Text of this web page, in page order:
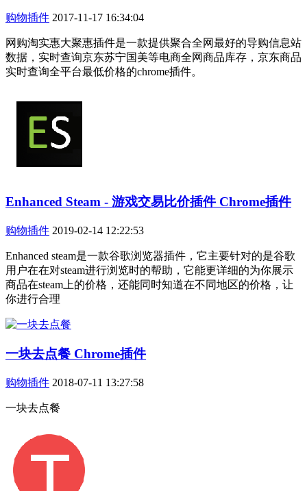
购物插件 2017-11-17 16:34:04
网购淘实惠大聚惠插件是一款提供聚合全网最好的导购信息站
数据，实时查询京东苏宁国美等电商全网商品库存，京东商品
实时查询全平台最低价格的chrome插件。
Enhanced Steam - 游戏交易比价插件 Chrome插件
购物插件 2019-02-14 12:22:53
Enhanced steam是一款谷歌浏览器插件，它主要针对的是谷歌
用户在在对steam进行浏览时的帮助，它能更详细的为你展示
商品在steam上的价格，还能同时知道在不同地区的价格，让
你进行合理
一块去点餐 Chrome插件
购物插件 2018-07-11 13:27:58
一块去点餐